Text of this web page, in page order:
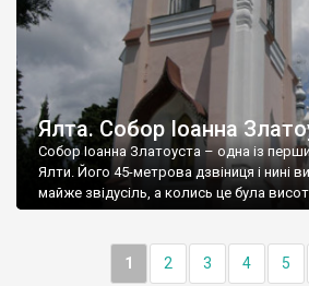
Ялта. Собор Іоанна
Собор Іоанна Златоуста – одна із
Ялти. Його 45-метрова дзвіниця і нині
майже звідусіль, а колись це була
1 2 3 4 5